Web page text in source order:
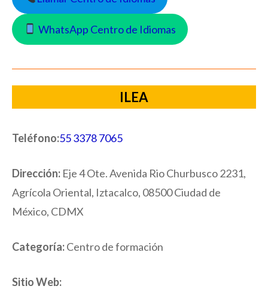
WhatsApp Centro de Idiomas
ILEA
Teléfono:55 3378 7065
Dirección: Eje 4 Ote. Avenida Rio Churbusco 2231,
Agrícola Oriental, Iztacalco, 08500 Ciudad de
México, CDMX
Categoría:Centro de formación
Sitio Web: